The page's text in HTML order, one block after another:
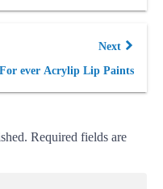
Next
ever Acrylip Lip Paints
Required fields are